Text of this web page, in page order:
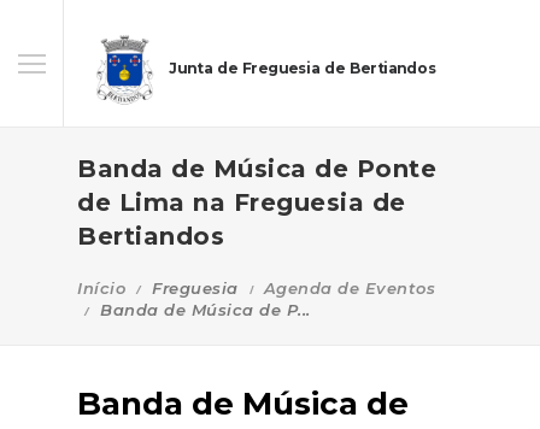
Junta de Freguesia de Bertiandos
Banda de Música de Ponte
de Lima na Freguesia de
Bertiandos
Início Freguesia
Agenda de Eventos
Banda de Música de P...
Banda de Música de